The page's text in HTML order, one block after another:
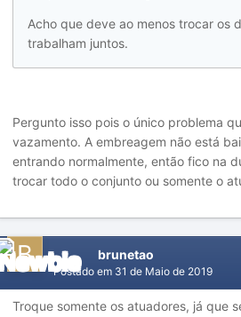
Acho que deve ao menos trocar os
trabalham juntos.
Pergunto isso pois o único problema
vazamento. A embreagem não está
entrando normalmente, então fico na
trocar todo o conjunto ou somente o
brunetao
Postado em 31 de Maio de 2019
Troque somente os atuadores, já que